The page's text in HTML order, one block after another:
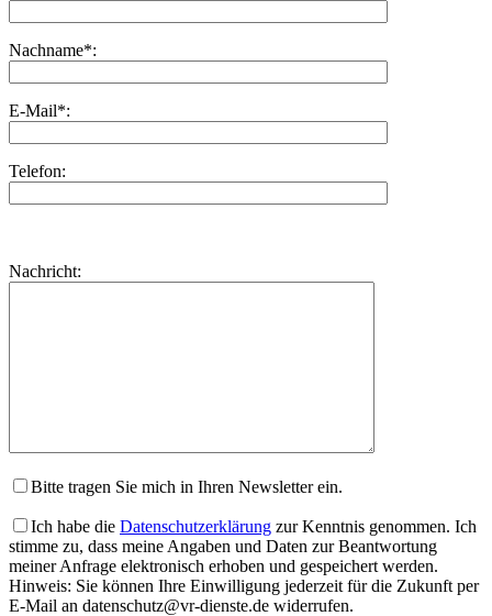
Nachname*:
E-Mail*:
Telefon:
dieses
lasse
Nachricht:
Bitte tragen Sie mich in Ihren Newsletter ein.
Ich habe die Datenschutzerklärung zur Kenntnis genommen. Ich
stimme zu, dass meine Angaben und Daten zur Beantwortung
meiner Anfrage elektronisch erhoben und gespeichert werden.
Hinweis: Sie können Ihre Einwilligung jederzeit für die Zukunft per
E-Mail an datenschutz@vr-dienste.de widerrufen.